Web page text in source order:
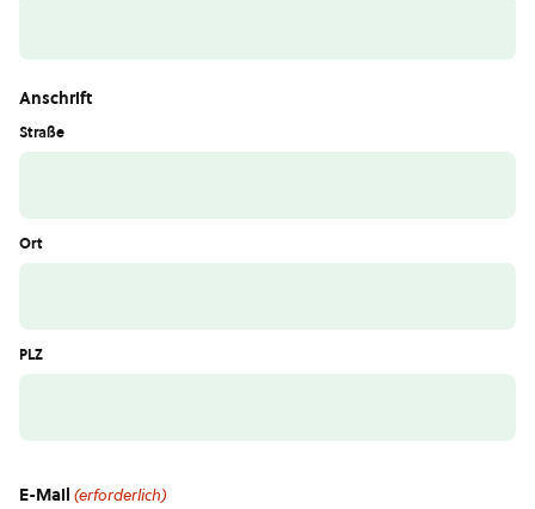
Anschrift
Straße
Ort
PLZ
E-Mail (erforderlich)